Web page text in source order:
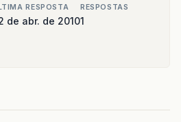
RESPOSTA
de abr. de 2010
RESPOSTAS
1